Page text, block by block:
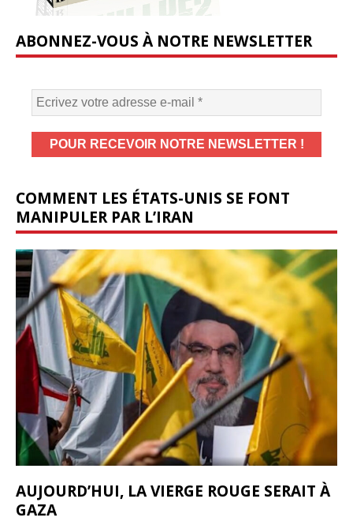
ABONNEZ-VOUS À NOTRE NEWSLETTER
COMMENT LES ÉTATS-UNIS SE FONT
MANIPULER PAR L’IRAN
AUJOURD’HUI, LA VIERGE ROUGE SERAIT À
GAZA